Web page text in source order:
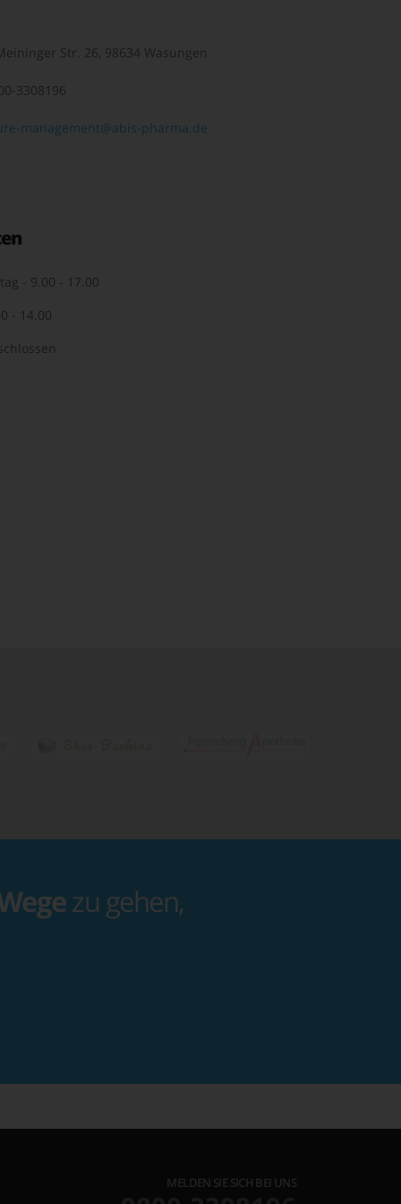
Str. 26, 98634 Wasungen
3308196
management@abis-pharma.de
- 9.00 - 17.00
- 14.00
zu gehen,
MELDEN SIE SICH BEI UNS